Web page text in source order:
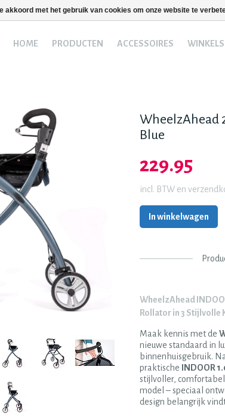
HOME PRODUCTEN ACCESSOIRES WINKELS
WheelzAhead
Blue
229.95
incl. BTW en
In winkelwagen
WheelzAhead
Rollator in 3 Stijlvolle
Maak kennis met de
nieuwe standaard in
binnenhuisgebruik.
praktische
INDOOR
stijlvoller,
model – speciaal
design belangrijk
akkoord met het gebruik van cookies om onze website te